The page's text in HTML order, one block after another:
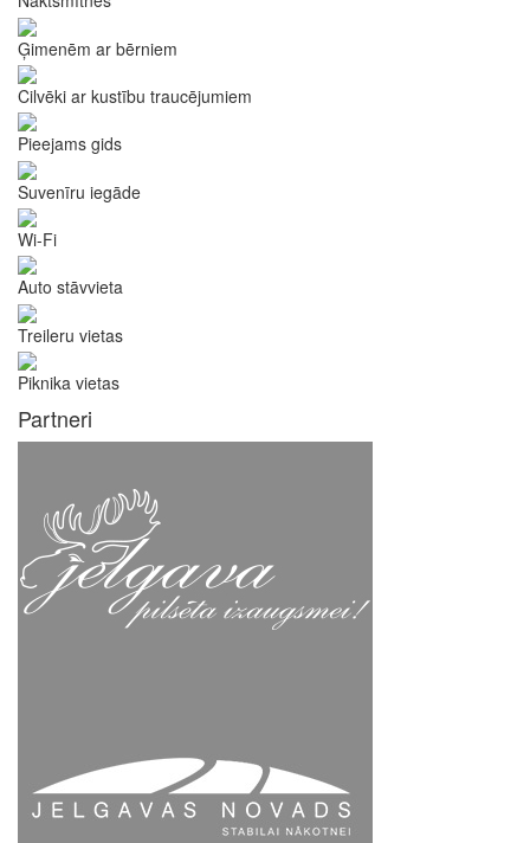
Ģimenēm ar bērniem
Cilvēki ar kustību traucējumiem
Pieejams gids
Suvenīru iegāde
Wi-Fi
Auto stāvvieta
Treileru vietas
Piknika vietas
Partneri